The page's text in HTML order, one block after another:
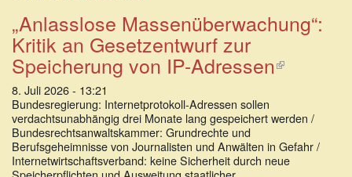
„Anlasslose Massenüberwachung“:
Kritik an Gesetzentwurf zur
Speicherung von IP-Adressen(Link
extern)
8. Juli 2026 - 13:21
Bundesregierung: Internetprotokoll-Adressen sollen
verdachtsunabhängig drei Monate lang gespeichert werden /
Bundesrechtsanwaltskammer: Grundrechte und
Berufsgeheimnisse von Journalisten und Anwälten in Gefahr /
Internetwirtschaftsverband: keine Sicherheit durch neue